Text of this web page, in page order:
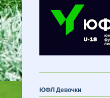
ЮФЛ Девочки